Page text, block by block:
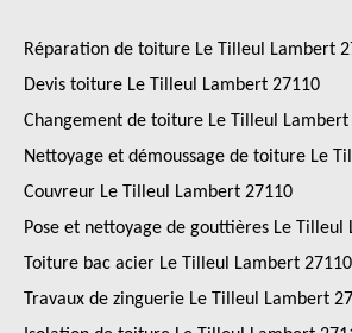
Réparation de toiture Le Tilleul Lambert
Devis toiture Le Tilleul Lambert 27110
Changement de toiture Le Tilleul Lambert
Nettoyage et démoussage de toiture Le
Couvreur Le Tilleul Lambert 27110
Pose et nettoyage de gouttières Le Tilleul
Toiture bac acier Le Tilleul Lambert 27110
Travaux de zinguerie Le Tilleul Lambert